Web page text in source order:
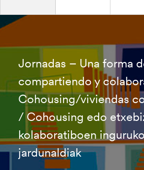
Jornadas – Una forma
compartiendo y
Cohousing/viviendas
/ Cohousing edo
kolaboratiboen
jardunaldiak